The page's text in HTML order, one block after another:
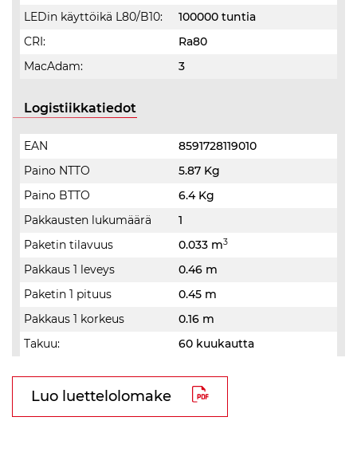
LEDin käyttöikä L80/B10:
100000 tuntia
CRI:
Ra80
MacAdam:
3
Logistiikkatiedot
EAN
8591728119010
Paino NTTO
5.87 Kg
Paino BTTO
6.4 Kg
Pakkausten lukumäärä
1
Paketin tilavuus
0.033 m3
Pakkaus 1 leveys
0.46 m
Paketin 1 pituus
0.45 m
Pakkaus 1 korkeus
0.16 m
Takuu:
60 kuukautta
Luo luettelolomake